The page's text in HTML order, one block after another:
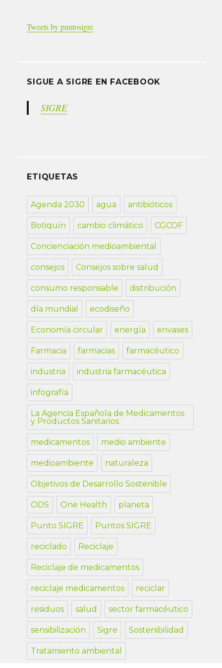
Tweets by puntosigre
SIGUE A SIGRE EN FACEBOOK
SIGRE
ETIQUETAS
Agenda 2030 agua antibióticos
Botiquín cambio climático CGCOF
Concienciación medioambiental
consejos Consejos sobre salud
consumo responsable distribución
día mundial ecodiseño
Economía circular energía envases
Farmacia farmacias farmacéutico
industria industria farmacéutica
infografía
La Agencia Española de Medicamentos
y Productos Sanitarios
medicamentos medio ambiente
medioambiente naturaleza
Objetivos de Desarrollo Sostenible
ODS One Health planeta
Punto SIGRE Puntos SIGRE
reciclado Reciclaje
Reciclaje de medicamentos
reciclaje medicamentos reciclar
residuos salud sector farmacéutico
sensibilización Sigre Sostenibilidad
Tratamiento ambiental